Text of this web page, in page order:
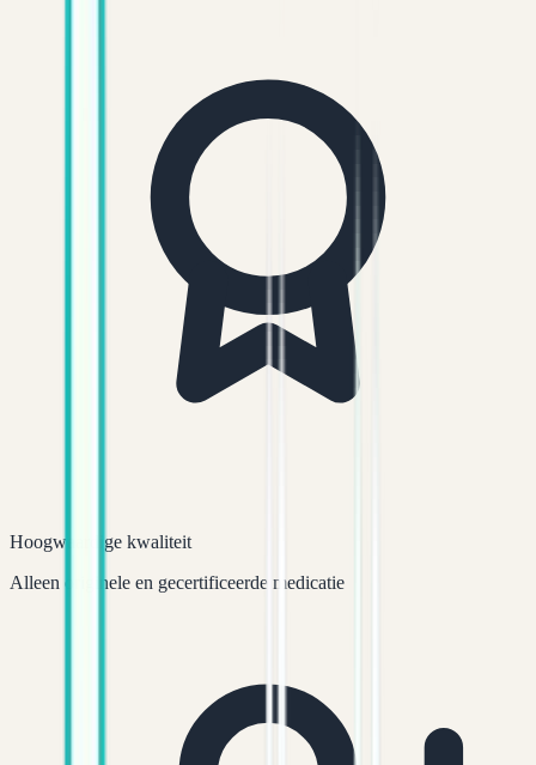
Hoogwaardige kwaliteit
Alleen originele en gecertificeerde medicatie